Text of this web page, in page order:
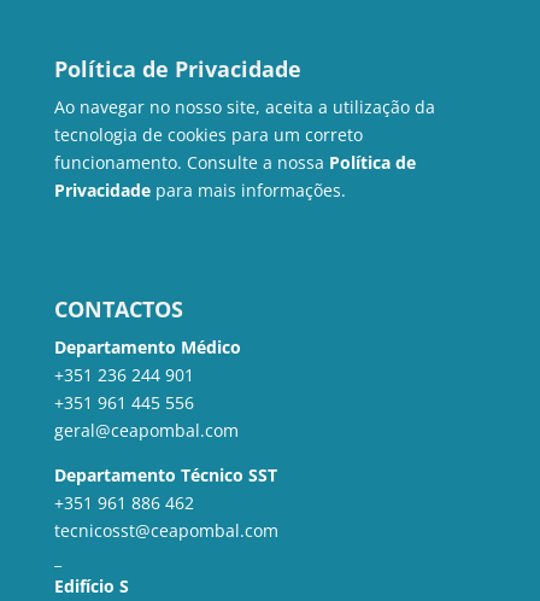
Política de Privacidade
Ao navegar no nosso site, aceita a utilização da
tecnologia de cookies para um correto
funcionamento. Consulte a nossa Política de
Privacidade para mais informações.
CONTACTOS
Departamento Médico
+351 236 244 901
+351 961 445 556
geral@ceapombal.com
Departamento Técnico SST
+351 961 886 462
tecnicosst@ceapombal.com
Edifício S